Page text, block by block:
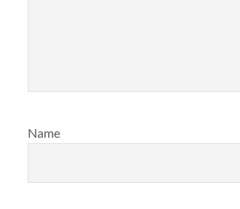
Name